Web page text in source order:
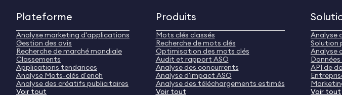
Plateforme
Analyse marketing d'applications
Gestion des avis
Recherche de marché mondiale
Classements
Applications tendances
Analyse Mots-clés d'ench
Analyse des créatifs publicitaires
Voir tout
Produits
Mots clés classés
Recherche de mots clés
Optimisation des mots clés
Audit et rapport ASO
Analyse des concurrents
Analyse d'impact ASO
Analyse des téléchargements estimés
Voir tout
Analyse
Solution
Analyse
API de
Voir tout